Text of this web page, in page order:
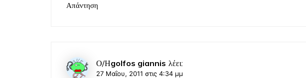
Απάντηση
Ο/Ηgolfos giannis λέει:
27 Μαΐου, 2011 στις 4:34 μμ